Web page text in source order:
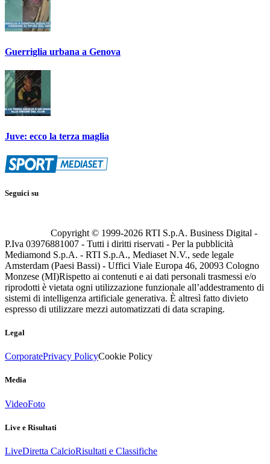
Guerriglia urbana a Genova
Juve: ecco la terza maglia
Seguici su
Copyright © 1999-2026 RTI S.p.A. Business Digital -
P.Iva 03976881007 - Tutti i diritti riservati - Per la pubblicità
Mediamond S.p.A. - RTI S.p.A., Mediaset N.V., sede legale
Amsterdam (Paesi Bassi) - Uffici Viale Europa 46, 20093 Cologno
Monzese (MI)Rispetto ai contenuti e ai dati personali trasmessi e/o
riprodotti è vietata ogni utilizzazione funzionale all’addestramento di
sistemi di intelligenza artificiale generativa. È altresì fatto divieto
espresso di utilizzare mezzi automatizzati di data scraping.
Legal
CorporatePrivacy PolicyCookie Policy
Media
VideoFoto
Live e Risultati
LiveDiretta CalcioRisultati e Classifiche